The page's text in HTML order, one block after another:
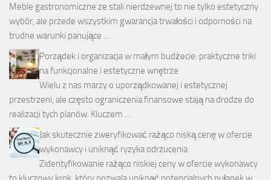
Meble gastronomiczne ze stali nierdzewnej to nie tylko estetyczny
wybór, ale przede wszystkim gwarancja trwałości i odporności na
trudne warunki panujące …
Porządek i organizacja w małym budżecie: praktyczne triki
na funkcjonalne i estetyczne wnętrze
Wielu z nas marzy o uporządkowanej i estetycznej
przestrzeni, ale często ograniczenia finansowe stają na drodze do
realizacji tych planów. Kluczem …
Jak skutecznie zweryfikować rażąco niską cenę w ofercie
wykonawcy i uniknąć ryzyka odrzucenia
Zidentyfikowanie rażąco niskiej ceny w ofercie wykonawcy